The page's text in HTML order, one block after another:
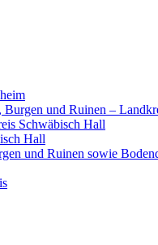
Burgen und Ruinen –
Schwäbisch Hall
Hall
und Ruinen sowie